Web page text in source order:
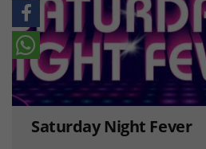
Saturday Night Fever